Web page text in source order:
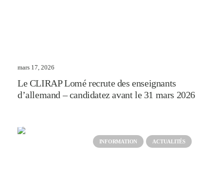
mars 17, 2026
Le CLIRAP Lomé recrute des enseignants
d’allemand – candidatez avant le 31 mars 2026
INFORMATION ACTUALITÉS